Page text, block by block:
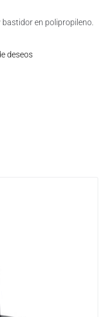
en polipropileno.
deseos